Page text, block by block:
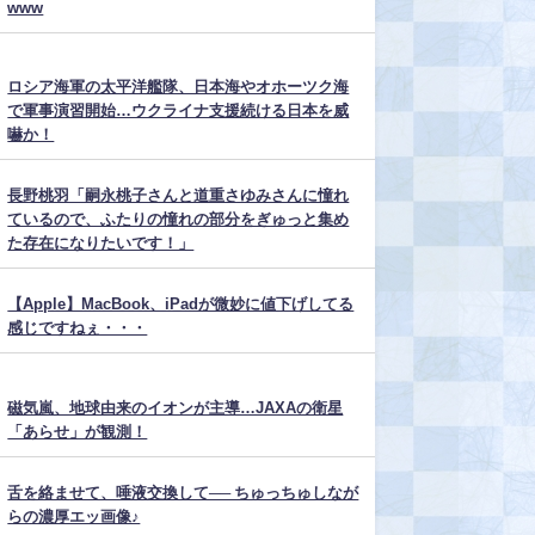
www
ロシア海軍の太平洋艦隊、日本海やオホーツク海
で軍事演習開始…ウクライナ支援続ける日本を威
嚇か！
長野桃羽「嗣永桃子さんと道重さゆみさんに憧れ
ているので、ふたりの憧れの部分をぎゅっと集め
た存在になりたいです！」
【Apple】MacBook、iPadが微妙に値下げしてる
感じですねぇ・・・
磁気嵐、地球由来のイオンが主導…JAXAの衛星
「あらせ」が観測！
舌を絡ませて、唾液交換して── ちゅっちゅしなが
らの濃厚エッ画像♪